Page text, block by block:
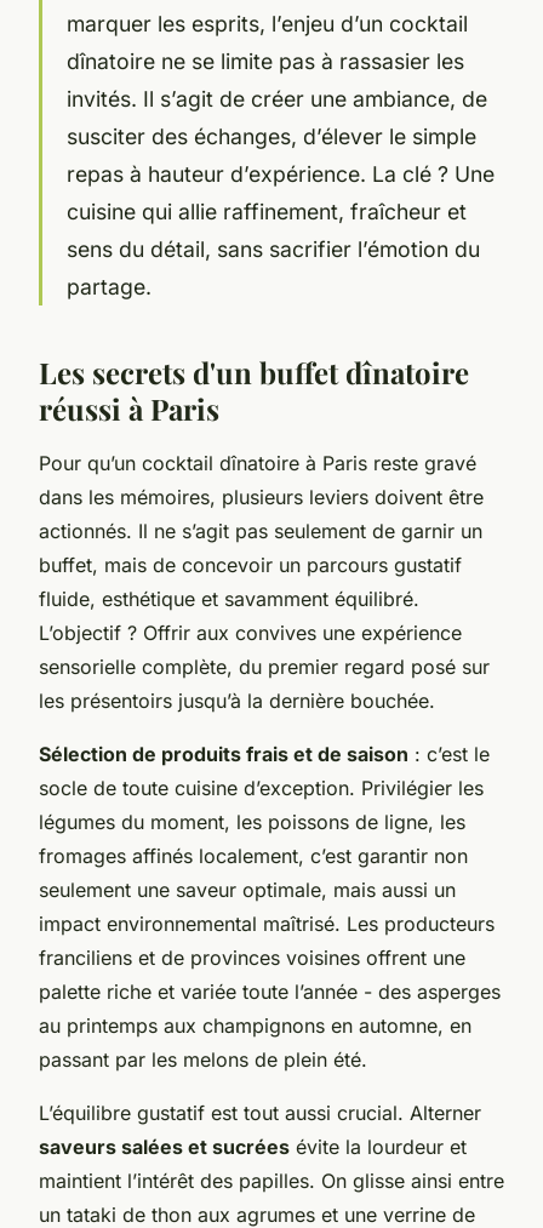
marquer les esprits, l’enjeu d’un cocktail
dînatoire ne se limite pas à rassasier les
invités. Il s’agit de créer une ambiance, de
susciter des échanges, d’élever le simple
repas à hauteur d’expérience. La clé ? Une
cuisine qui allie raffinement, fraîcheur et
sens du détail, sans sacrifier l’émotion du
partage.
Les secrets d'un buffet dînatoire
réussi à Paris
Pour qu’un cocktail dînatoire à Paris reste gravé
dans les mémoires, plusieurs leviers doivent être
actionnés. Il ne s’agit pas seulement de garnir un
buffet, mais de concevoir un parcours gustatif
fluide, esthétique et savamment équilibré.
L’objectif ? Offrir aux convives une expérience
sensorielle complète, du premier regard posé sur
les présentoirs jusqu’à la dernière bouchée.
Sélection de produits frais et de saison : c’est le
socle de toute cuisine d’exception. Privilégier les
légumes du moment, les poissons de ligne, les
fromages affinés localement, c’est garantir non
seulement une saveur optimale, mais aussi un
impact environnemental maîtrisé. Les producteurs
franciliens et de provinces voisines offrent une
palette riche et variée toute l’année - des asperges
au printemps aux champignons en automne, en
passant par les melons de plein été.
L’équilibre gustatif est tout aussi crucial. Alterner
saveurs salées et sucrées évite la lourdeur et
maintient l’intérêt des papilles. On glisse ainsi entre
un tataki de thon aux agrumes et une verrine de